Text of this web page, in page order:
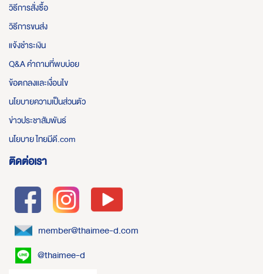
วิธีการสั่งซื้อ
วิธีการขนส่ง
แจ้งชำระเงิน
Q&A คำถามที่พบบ่อย
ข้อตกลงและเงื่อนไข
นโยบายความเป็นส่วนตัว
ข่าวประชาสัมพันธ์
นโยบาย ไทยมีดี.com
ติดต่อเรา
member@thaimee-d.com
@thaimee-d